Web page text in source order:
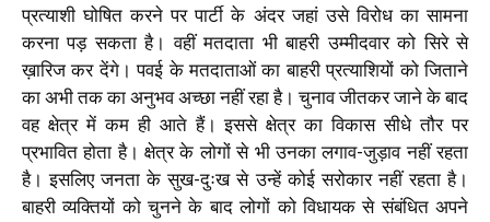
प्रत्याशी घोषित करने पर पार्टी के अंदर जहां उसे विरोध का सामना
करना पड़ सकता है। वहीं मतदाता भी बाहरी उम्मीदवार को सिरे से
ख़ारिज कर देंगे। पवई के मतदाताओं का बाहरी प्रत्याशियों को जिताने
का अभी तक का अनुभव अच्छा नहीं रहा है। चुनाव जीतकर जाने के बाद
वह क्षेत्र में कम ही आते हैं। इससे क्षेत्र का विकास सीधे तौर पर
प्रभावित होता है। क्षेत्र के लोगों से भी उनका लगाव-जुड़ाव नहीं रहता
है। इसलिए जनता के सुख-दुःख से उन्हें कोई सरोकार नहीं रहता है।
बाहरी व्यक्तियों को चुनने के बाद लोगों को विधायक से संबंधित अपने